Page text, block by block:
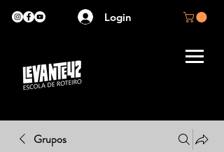
Login
Grupos